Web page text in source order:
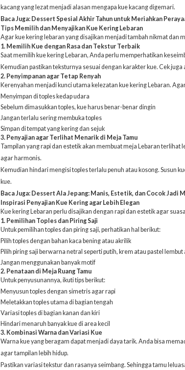
kacang yang lezat menjadi alasan mengapa kue kacang digemari.
Baca Juga: Dessert Spesial Akhir Tahun untuk Meriahkan
Tips Memilih dan Menyajikan Kue Kering Lebaran
Agar kue kering lebaran yang disajikan menjadi tambah nikmat dan
1. Memilih Kue dengan Rasa dan Tekstur Terbaik
Saat memilih kue kering Lebaran, Anda perlu memperhatikan
Kemudian pastikan teksturnya sesuai dengan karakter kue. Cek
2. Penyimpanan agar Tetap Renyah
Kerenyahan menjadi kunci utama kelezatan kue kering Lebaran.
Menyimpan di toples kedap udara
Sebelum dimasukkan toples, kue harus benar-benar dingin
Jangan terlalu sering membuka toples
Simpan di tempat yang kering dan sejuk
3. Penyajian agar Terlihat Menarik di Meja Tamu
Tampilan yang rapi dan estetik akan membuat meja Lebaran
agar harmonis.
Kemudian hindari mengisi toples terlalu penuh atau kosong. Susun
kue.
Baca Juga: Dessert Ala Jepang: Manis, Estetik, dan Cocok Jadi
Inspirasi Penyajian Kue Kering agar Lebih Elegan
Kue kering Lebaran perlu disajikan dengan rapi dan estetik agar
1. Pemilihan Toples dan Piring Saji
Untuk pemilihan toples dan piring saji, perhatikan hal berikut:
Pilih toples dengan bahan kaca bening atau akrilik
Pilih piring saji berwarna netral seperti putih, krem atau pastel lembut
Jangan menggunakan banyak motif
2. Penataan di Meja Ruang Tamu
Untuk penyusunannya, ikuti tips berikut:
Menyusun toples dengan simetris agar rapi
Meletakkan toples utama di bagian tengah
Variasi toples di bagian kanan dan kiri
Hindari menaruh banyak kue di area kecil
3. Kombinasi Warna dan Variasi Kue
Warna kue yang beragam dapat menjadi daya tarik. Anda bisa
agar tampilan lebih hidup.
Pastikan variasi tekstur dan rasanya seimbang. Sehingga tamu